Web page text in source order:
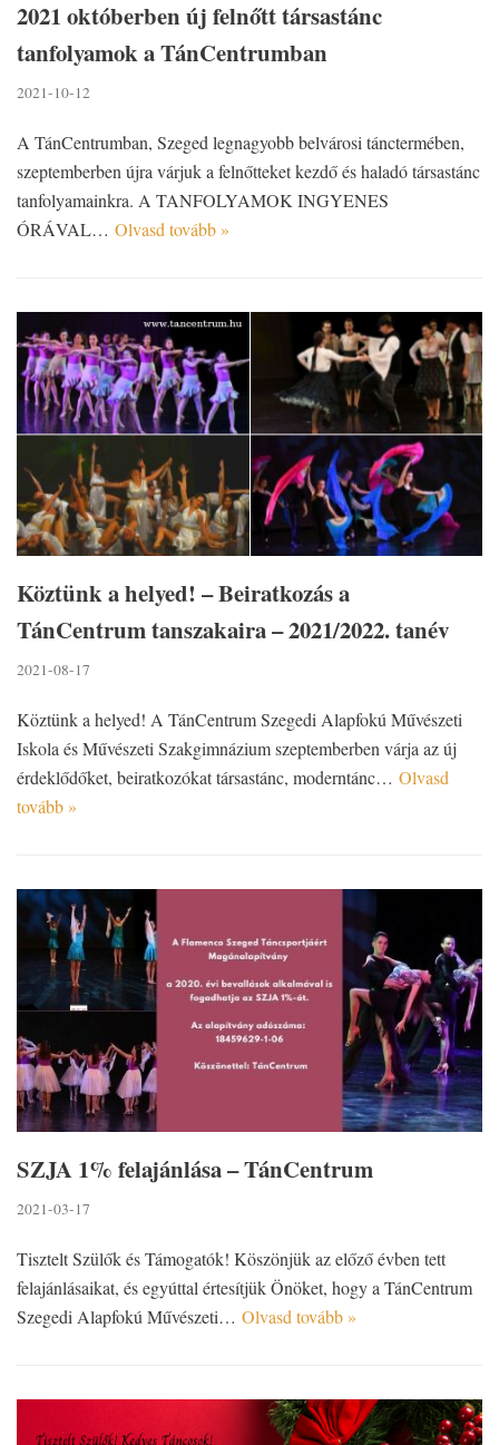
2021 októberben új felnőtt társastánc
tanfolyamok a TánCentrumban
2021-10-12
A TánCentrumban, Szeged legnagyobb belvárosi tánctermében,
szeptemberben újra várjuk a felnőtteket kezdő és haladó társastánc
tanfolyamainkra. A TANFOLYAMOK INGYENES
ÓRÁVAL… Olvasd tovább »
Köztünk a helyed! – Beiratkozás a
TánCentrum tanszakaira – 2021/2022. tanév
2021-08-17
Köztünk a helyed! A TánCentrum Szegedi Alapfokú Művészeti
Iskola és Művészeti Szakgimnázium szeptemberben várja az új
érdeklődőket, beiratkozókat társastánc, moderntánc… Olvasd
tovább »
SZJA 1% felajánlása – TánCentrum
2021-03-17
Tisztelt Szülők és Támogatók! Köszönjük az előző évben tett
felajánlásaikat, és egyúttal értesítjük Önöket, hogy a TánCentrum
Szegedi Alapfokú Művészeti… Olvasd tovább »